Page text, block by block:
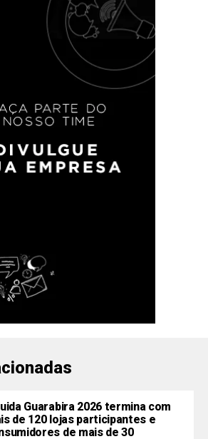
Guarabira 2026 termina com
de 120 lojas participantes e
de mais de 30